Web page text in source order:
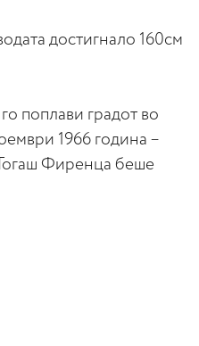
достигнало 160см
поплави градот во
1966 година –
Фиренца беше